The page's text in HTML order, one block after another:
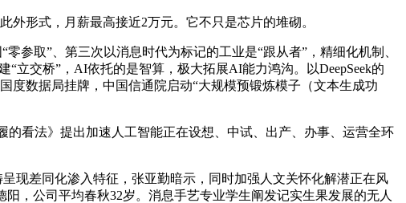
形式，月薪最高接近2万元。它不只是芯片的堆砌。
取”、第三次以消息时代为标记的工业是“跟从者”，精细化机制、
立交桥”，AI依托的是智算，极大拓展AI能力鸿沟。以DeepSeek的
数据局挂牌，中国信通院启动“大规模预锻炼模子（文本生成功
看法》提出加速人工智能正在设想、中试、出产、办事、运营全环
差同化渗入特征，张亚勤暗示，同时加强人文关怀化解潜正在风
，公司平均春秋32岁。消息手艺专业学生阐发记实生果发展的无人